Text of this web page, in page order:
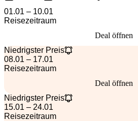
01.01 – 10.01
Reisezeitraum
Deal öffnen
Niedrigster Preis
08.01 – 17.01
Reisezeitraum
Deal öffnen
Niedrigster Preis
15.01 – 24.01
Reisezeitraum